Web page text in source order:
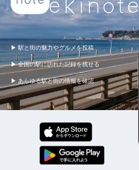
▶ 駅と街の魅力やグルメを投稿
▶ 全国の駅に訪れた記録を残せる
▶ あらゆる駅と街の情報を確認